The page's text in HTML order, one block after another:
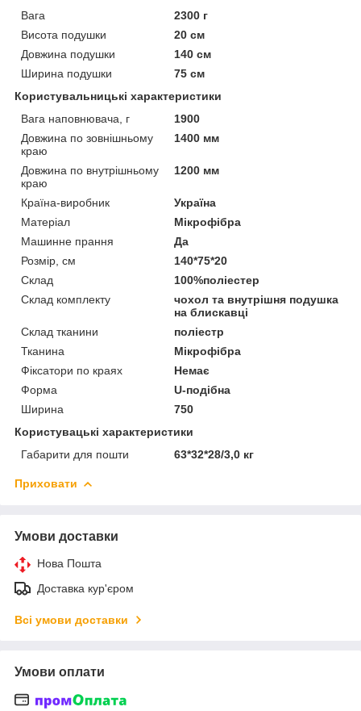
Вага
2300 г
Висота подушки
20 см
Довжина подушки
140 см
Ширина подушки
75 см
Користувальницькі характеристики
Вага наповнювача, г
1900
Довжина по зовнішньому
краю
1400 мм
Довжина по внутрішньому
краю
1200 мм
Країна-виробник
Україна
Матеріал
Мікрофібра
Машинне прання
Да
Розмір, см
140*75*20
Склад
100%поліестер
Склад комплекту
чохол та внутрішня подушка
на блискавці
Склад тканини
поліестр
Тканина
Мікрофібра
Фіксатори по краях
Немає
Форма
U-подібна
Ширина
750
Користувацькi характеристики
Габарити для пошти
63*32*28/3,0 кг
Приховати
Умови доставки
Нова Пошта
Доставка кур'єром
Всі умови доставки
Умови оплати